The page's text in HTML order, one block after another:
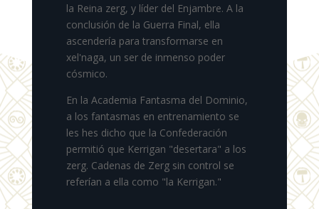
la Reina zerg, y líder del Enjambre. A la
conclusión de la Guerra Final, ella
ascendería para transformarse en
xel'naga, un ser de inmenso poder
cósmico.
En la Academia Fantasma del Dominio,
a los fantasmas en entrenamiento se
les hes dicho que la Confederación
permitió que Kerrigan "desertara" a los
zerg. Cadenas de Zerg sin control se
referían a ella como "la Kerrigan."